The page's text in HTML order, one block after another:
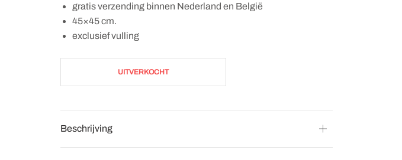
gratis verzending binnen Nederland en België
45×45 cm.
exclusief vulling
UITVERKOCHT
Beschrijving